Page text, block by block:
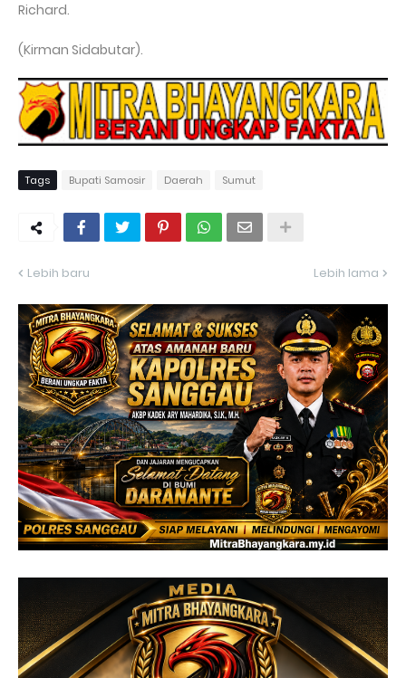
Richard.
(Kirman Sidabutar).
Tags Bupati Samosir Daerah Sumut
Lebih baru Lebih lama